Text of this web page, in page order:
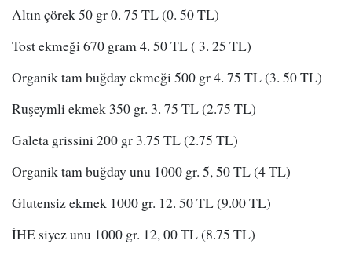
Altın çörek 50 gr 0. 75 TL (0. 50 TL)
Tost ekmeği 670 gram 4. 50 TL ( 3. 25 TL)
Organik tam buğday ekmeği 500 gr 4. 75 TL (3. 50 TL)
Ruşeymli ekmek 350 gr. 3. 75 TL (2.75 TL)
Galeta grissini 200 gr 3.75 TL (2.75 TL)
Organik tam buğday unu 1000 gr. 5, 50 TL (4 TL)
Glutensiz ekmek 1000 gr. 12. 50 TL (9.00 TL)
İHE siyez unu 1000 gr. 12, 00 TL (8.75 TL)